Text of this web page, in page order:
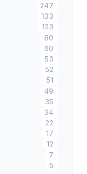
247
133
123
80
60
53
52
51
49
35
34
22
17
12
7
5